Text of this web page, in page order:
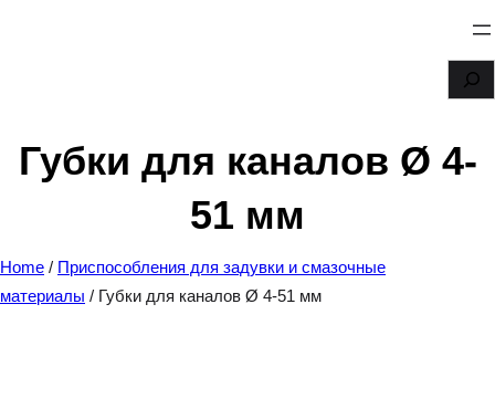
a
r
Губки для каналов Ø 4-
51 мм
Home / Приспособления для задувки и смазочные
материалы / Губки для каналов Ø 4-51 мм